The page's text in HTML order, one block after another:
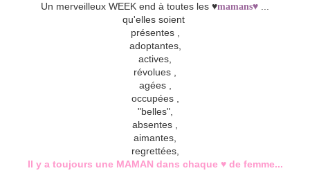
Un merveilleux WEEK end à toutes les ♥mamans♥
qu'elles soient
présentes ,
adoptantes,
actives,
révolues ,
agées ,
occupées ,
"belles",
absentes ,
aimantes,
regrettées,
Il y a toujours une MAMAN dans chaque ♥ de femme...